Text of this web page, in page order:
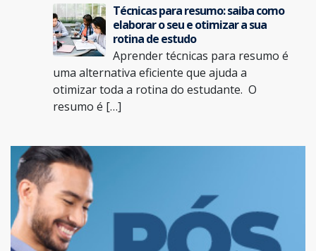
Técnicas para resumo: saiba como
elaborar o seu e otimizar a sua
rotina de estudo
Aprender técnicas para resumo é
uma alternativa eficiente que ajuda a
otimizar toda a rotina do estudante. O
resumo é […]